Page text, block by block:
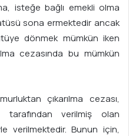
isteğe bağlı emekli olma
sona ermektedir ancak
dönmek mümkün iken
cezasında bu mümkün
çıkarılma cezası,
tarafından verilmiş olan
verilmektedir. Bunun için,